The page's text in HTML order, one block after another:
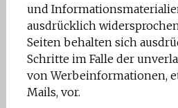
und
ausdrücklich
Seiten behalten sich
Schritte im Falle der
von Werbeinformationen,
Mails, vor.